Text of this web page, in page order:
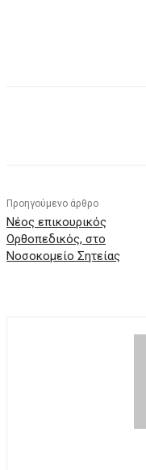
Προηγούμενο άρθρο
Νέος επικουρικός
Ορθοπεδικός, στο
Νοσοκομείο Σητείας